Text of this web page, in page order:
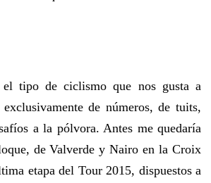
tipo de ciclismo que nos gusta a
de números, de tuits,
a la pólvora. Antes me quedaría
de Valverde y Nairo en la Croix
etapa del Tour 2015, dispuestos a